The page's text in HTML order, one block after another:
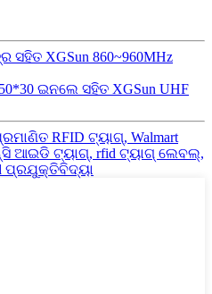
ସହିତ XGSun 860~960MHz
ଇନଲେ ସହିତ XGSun UHF
RFID ଟ୍ୟାଗ୍, Walmart
ଆଇଡି ଟ୍ୟାଗ୍, rfid ଟ୍ୟାଗ୍ ଲେବଲ୍,
ପ୍ରଯୁକ୍ତିବିଦ୍ୟା